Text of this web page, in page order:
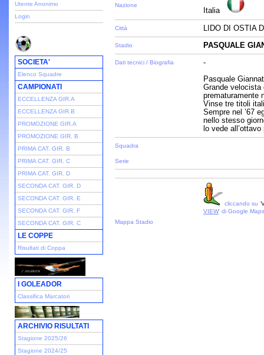
Utente Anonimo
Login
SOCIETA'
Elenco Squadre
CAMPIONATI
ECCELLENZA GIR.A
ECCELLENZA GIR.B
PROMOZIONE GIR.A
PROMOZIONE GIR. B
PRIMA CAT. GIR. B
PRIMA CAT. GIR. C
PRIMA CAT. GIR. D
SECONDA CAT. GIR. D
SECONDA CAT. GIR. E
SECONDA CAT. GIR. F
SECONDA CAT. GIR. C
LE COPPE
Risultati di Coppa
I GOLEADOR
Classifica Marcatori
ARCHIVIO RISULTATI
Stagione 2025/26
Stagione 2024/25
Nazione
Italia
Città LIDO DI OSTIA
Stadio PASQUALE
Dati tecnici / Biografia
-
Pasquale
Grande velocista
prematuramente
Vinse tre titoli
Sempre nel ’67
nello stesso
lo vede
Squadra
Serie
cliccando su '
VIEW' di Google Maps
Mappa Stadio